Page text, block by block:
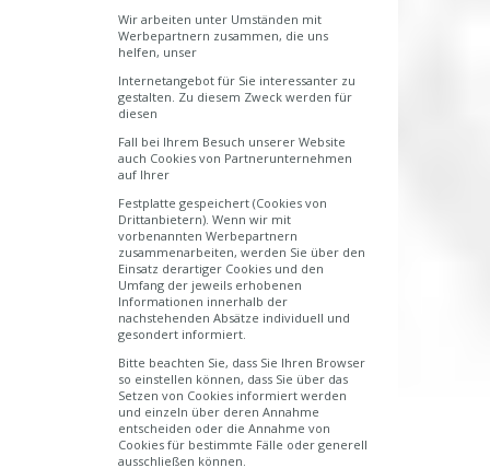
Wir arbeiten unter Umständen mit
Werbepartnern zusammen, die uns
helfen, unser
Internetangebot für Sie interessanter zu
gestalten. Zu diesem Zweck werden für
diesen
Fall bei Ihrem Besuch unserer Website
auch Cookies von Partnerunternehmen
auf Ihrer
Festplatte gespeichert (Cookies von
Drittanbietern). Wenn wir mit
vorbenannten Werbepartnern
zusammenarbeiten, werden Sie über den
Einsatz derartiger Cookies und den
Umfang der jeweils erhobenen
Informationen innerhalb der
nachstehenden Absätze individuell und
gesondert informiert.
Bitte beachten Sie, dass Sie Ihren Browser
so einstellen können, dass Sie über das
Setzen von Cookies informiert werden
und einzeln über deren Annahme
entscheiden oder die Annahme von
Cookies für bestimmte Fälle oder generell
ausschließen können.